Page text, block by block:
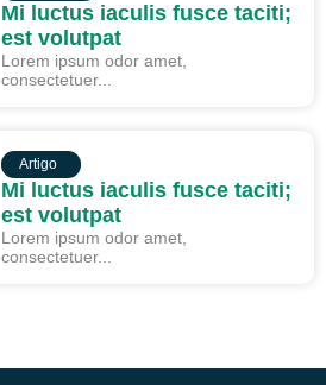
Mi luctus iaculis fusce taciti;
est volutpat
Lorem ipsum odor amet,
consectetuer...
Artigo
Mi luctus iaculis fusce taciti;
est volutpat
Lorem ipsum odor amet,
consectetuer...